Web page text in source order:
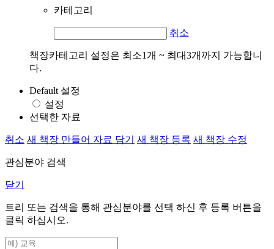
카테고리
취소
책장카테고리 설정은 최소1개 ~ 최대3개까지 가능합니
다.
Default 설정
설정
선택한 자료
취소 새 책장 만들어 자료 담기 새 책장 등록 새 책장 수정
관심분야 검색
닫기
트리 또는 검색을 통해 관심분야를 선택 하신 후 등록 버튼을
클릭 하십시오.